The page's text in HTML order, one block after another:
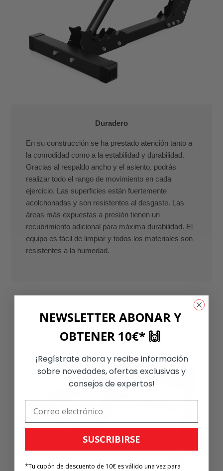
Duradero
En su construcción se ha prestado atención tanto a
la comodidad como a la estabilidad y durabilidad.
Gracias al respaldo ancho y el asiento, podrás
realizar todo el rango de movimiento en cada
ejercicio. Las superficies están fuertemente
acolchonadas y son resistentes al desgaste. Las
áreas más expuestas a presión tienen un
recubrimiento adicional para máxima durabilidad. El
equipo es fácil de limpiar y todos los materiales son
resistentes a la humedad.
NEWSLETTER ABONAR Y
OBTENER 10€* 🙌
¡Regístrate ahora y recibe información
sobre novedades, ofertas exclusivas y
consejos de expertos!
SUSCRIBIRSE
*Tu cupón de descuento de 10€ es válido una vez para